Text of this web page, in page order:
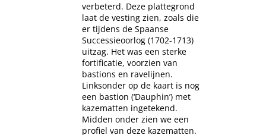
verbeterd. Deze plattegrond
laat de vesting zien, zoals die
er tijdens de Spaanse
Successieoorlog (1702-1713)
uitzag. Het was een sterke
fortificatie, voorzien van
bastions en ravelijnen.
Linksonder op de kaart is nog
een bastion (‘Dauphin’) met
kazematten ingetekend.
Midden onder zien we een
profiel van deze kazematten.